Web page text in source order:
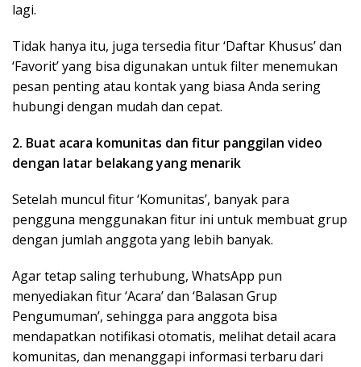
lagi.
Tidak hanya itu, juga tersedia fitur ‘Daftar Khusus’ dan
‘Favorit’ yang bisa digunakan untuk filter menemukan
pesan penting atau kontak yang biasa Anda sering
hubungi dengan mudah dan cepat.
2. Buat acara komunitas dan fitur panggilan video
dengan latar belakang yang menarik
Setelah muncul fitur ‘Komunitas’, banyak para
pengguna menggunakan fitur ini untuk membuat grup
dengan jumlah anggota yang lebih banyak.
Agar tetap saling terhubung, WhatsApp pun
menyediakan fitur ‘Acara’ dan ‘Balasan Grup
Pengumuman’, sehingga para anggota bisa
mendapatkan notifikasi otomatis, melihat detail acara
komunitas, dan menanggapi informasi terbaru dari